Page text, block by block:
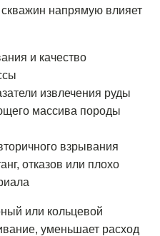
напрямую влияет
и качество
извлечения руды
массива породы
взрывания
отказов или плохо
или кольцевой
уменьшает расход